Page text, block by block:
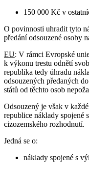
150 000 Kč v
O povinnosti uhradit tyto
předání odsouzené osoby
EU: V rámci Evropské
k výkonu trestu odnětí
republika tedy úhradu
odsouzených předaných
států od těchto osob
Odsouzený je však v
republice náklady spojené
cizozemského rozhodnutí.
Jedná se o:
náklady spojené s